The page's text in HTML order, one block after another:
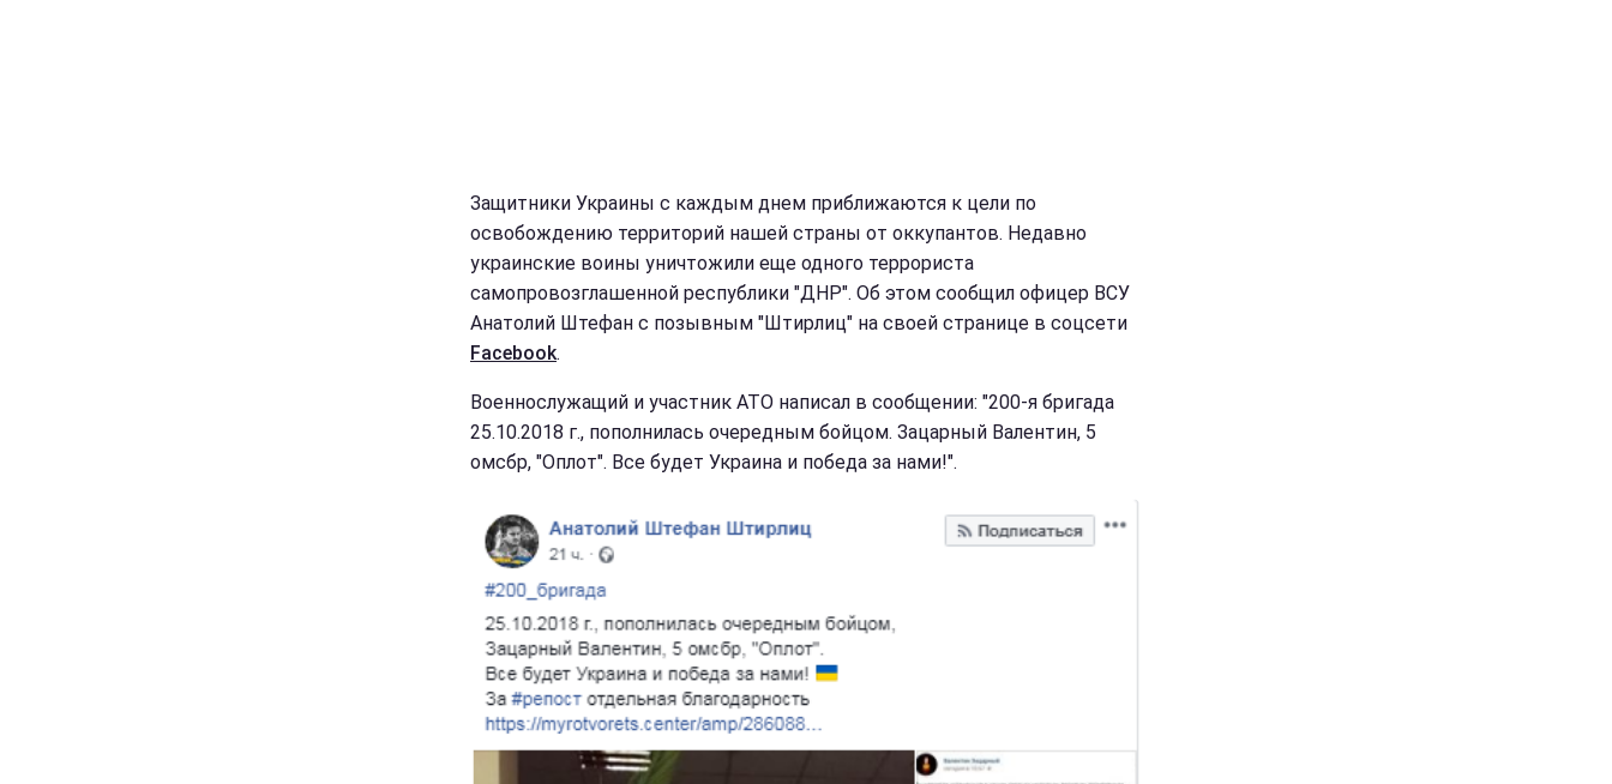
Защитники Украины с каждым днем приближаются к цели по
освобождению территорий нашей страны от оккупантов. Недавно
украинские воины уничтожили еще одного террориста
самопровозглашенной республики "ДНР". Об этом сообщил офицер ВСУ
Анатолий Штефан с позывным "Штирлиц" на своей странице в соцсети
Facebook.
Военнослужащий и участник АТО написал в сообщении: "200-я бригада
25.10.2018 г., пополнилась очередным бойцом. Зацарный Валентин, 5
омсбр, "Оплот". Все будет Украина и победа за нами!".